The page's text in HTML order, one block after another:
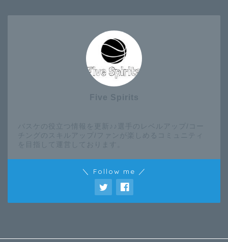
Five Spirits
バスケの役立つ情報を更新♪♪選手のレベルアップ/コー
チングのスキルアップ/ファンが楽しめるコミュニティ
を目指して運営しております。
＼ Follow me ／